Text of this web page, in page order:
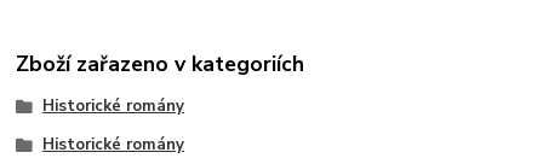
Zboží zařazeno v kategoriích
Historické romány
Historické romány